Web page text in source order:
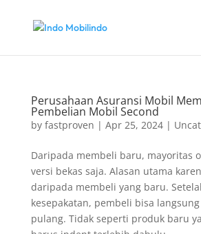
Perusahaan Asuransi Mobil
Pembelian Mobil Second
by fastproven | Apr 25, 2024|
Daripada membeli baru, mayoritas
versi bekas saja. Alasan utama
daripada membeli yang baru.
kesepakatan, pembeli bisa
pulang. Tidak seperti produk baru